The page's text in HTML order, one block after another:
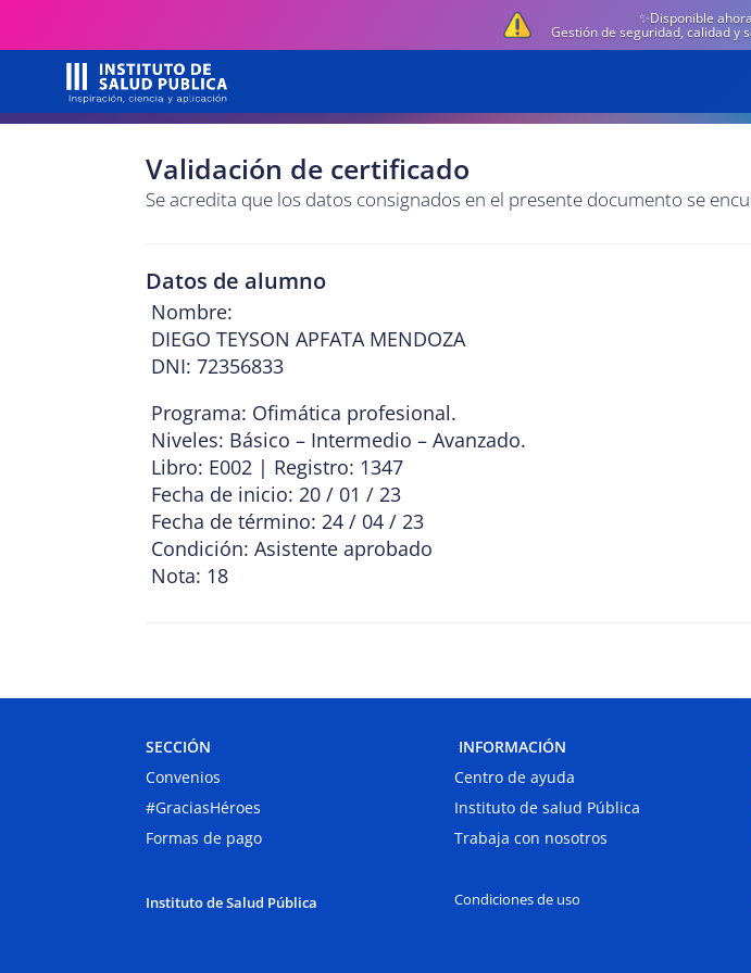
✨Disponible
Gestión de seguridad, calidad y
Validación de certificado
Se acredita que los datos consignados en el presente documento se
Datos de alumno
Nombre:
DIEGO TEYSON APFATA MENDOZA
DNI: 72356833
Programa: Ofimática profesional.
Niveles: Básico – Intermedio – Avanzado.
Libro: E002 | Registro: 1347
Fecha de inicio: 20 / 01 / 23
Fecha de término: 24 / 04 / 23
Condición: Asistente aprobado
Nota: 18
SECCIÓN
Convenios
#GraciasHéroes
Formas de pago
INFORMACIÓN
Centro de ayuda
Instituto de salud Pública
Trabaja con nosotros
Instituto de Salud Pública Condiciones de uso